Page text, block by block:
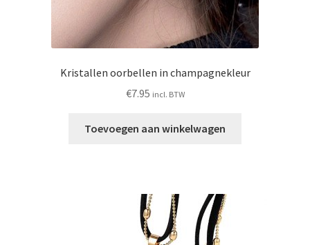
Kristallen oorbellen in champagnekleur
€7.95 incl. BTW
Toevoegen aan winkelwagen